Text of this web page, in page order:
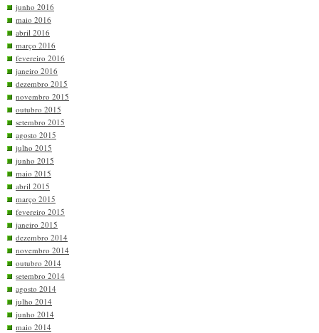
junho 2016
maio 2016
abril 2016
março 2016
fevereiro 2016
janeiro 2016
dezembro 2015
novembro 2015
outubro 2015
setembro 2015
agosto 2015
julho 2015
junho 2015
maio 2015
abril 2015
março 2015
fevereiro 2015
janeiro 2015
dezembro 2014
novembro 2014
outubro 2014
setembro 2014
agosto 2014
julho 2014
junho 2014
maio 2014